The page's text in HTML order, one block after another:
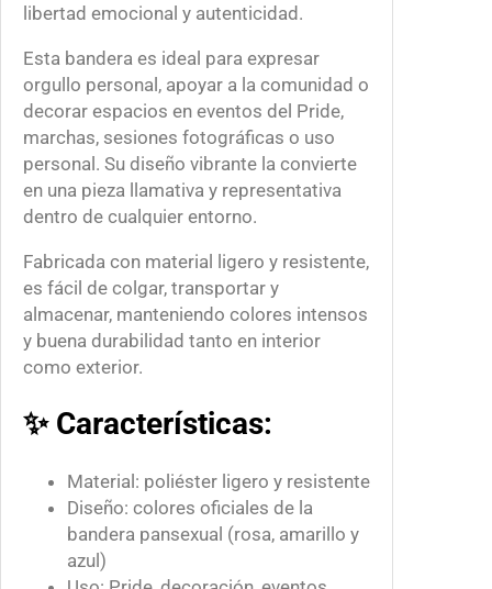
libertad emocional y autenticidad.
Esta bandera es ideal para expresar
orgullo personal, apoyar a la comunidad o
decorar espacios en eventos del Pride,
marchas, sesiones fotográficas o uso
personal. Su diseño vibrante la convierte
en una pieza llamativa y representativa
dentro de cualquier entorno.
Fabricada con material ligero y resistente,
es fácil de colgar, transportar y
almacenar, manteniendo colores intensos
y buena durabilidad tanto en interior
como exterior.
✨ Características:
Material: poliéster ligero y resistente
Diseño: colores oficiales de la
bandera pansexual (rosa, amarillo y
azul)